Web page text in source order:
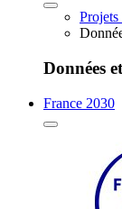
Projets
Données
France 2030